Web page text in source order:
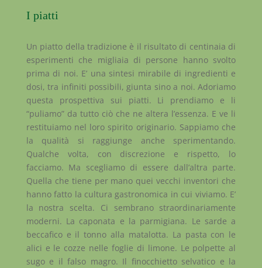
I piatti
Un piatto della tradizione è il risultato di centinaia di
esperimenti che migliaia di persone hanno svolto
prima di noi. E’ una sintesi mirabile di ingredienti e
dosi, tra infiniti possibili, giunta sino a noi. Adoriamo
questa prospettiva sui piatti. Li prendiamo e li
“puliamo” da tutto ciò che ne altera l’essenza. E ve li
restituiamo nel loro spirito originario. Sappiamo che
la qualità si raggiunge anche sperimentando.
Qualche volta, con discrezione e rispetto, lo
facciamo. Ma scegliamo di essere dall’altra parte.
Quella che tiene per mano quei vecchi inventori che
hanno fatto la cultura gastronomica in cui viviamo. E’
la nostra scelta. Ci sembrano straordinariamente
moderni. La caponata e la parmigiana. Le sarde a
beccafico e il tonno alla matalotta. La pasta con le
alici e le cozze nelle foglie di limone. Le polpette al
sugo e il falso magro. Il finocchietto selvatico e la